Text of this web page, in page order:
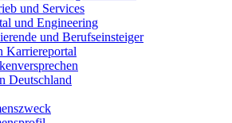
und Services
und Engineering
und Berufseinsteiger
Karriereportal
Deutschland